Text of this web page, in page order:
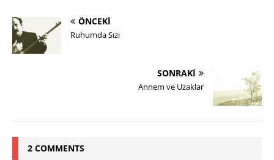
ÖNCEKI
Ruhumda Sızı
SONRAKI
Annem ve Uzaklar
2 COMMENTS